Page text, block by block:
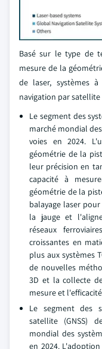
Basé sur le type de
mesure de la
de laser, systèmes
navigation par satellite
Le segment des
marché mondial
voies en 2024.
géométrie de la
leur précision en
capacité à
géométrie de la
balayage laser
la jauge et
réseaux
croissantes en
plus aux systèmes
de nouvelles
3D et la collecte
mesure et
Le segment des
satellite (GNSS)
mondial des
en 2024.